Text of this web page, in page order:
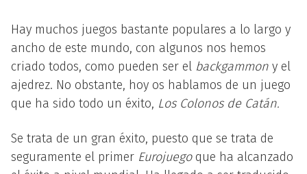
Hay muchos juegos bastante populares a lo largo y
ancho de este mundo, con algunos nos hemos
criado todos, como pueden ser el backgammon y el
ajedrez. No obstante, hoy os hablamos de un juego
que ha sido todo un éxito, Los Colonos de Catán.
Se trata de un gran éxito, puesto que se trata de
seguramente el primer Eurojuegoque ha alcanzado